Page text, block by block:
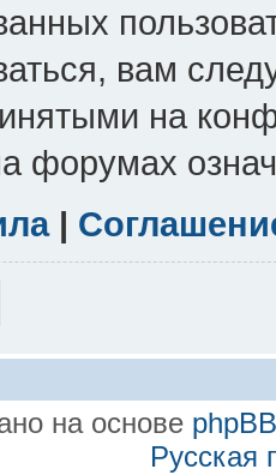
вам
на
форумах
|
на основе phpBB
Русская